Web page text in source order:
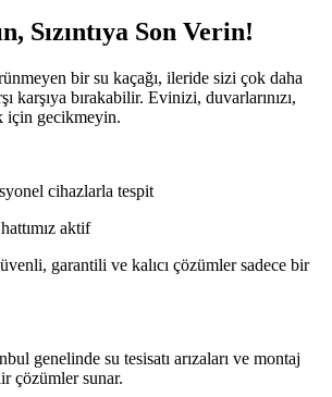
Sızıntıya Son Verin!
bir su kaçağı, ileride sizi çok daha
karşıya bırakabilir. Evinizi, duvarlarınızı,
için gecikmeyin.
cihazlarla tespit
aktif
garantili ve kalıcı çözümler sadece bir
genelinde su tesisatı arızaları ve montaj
çözümler sunar.